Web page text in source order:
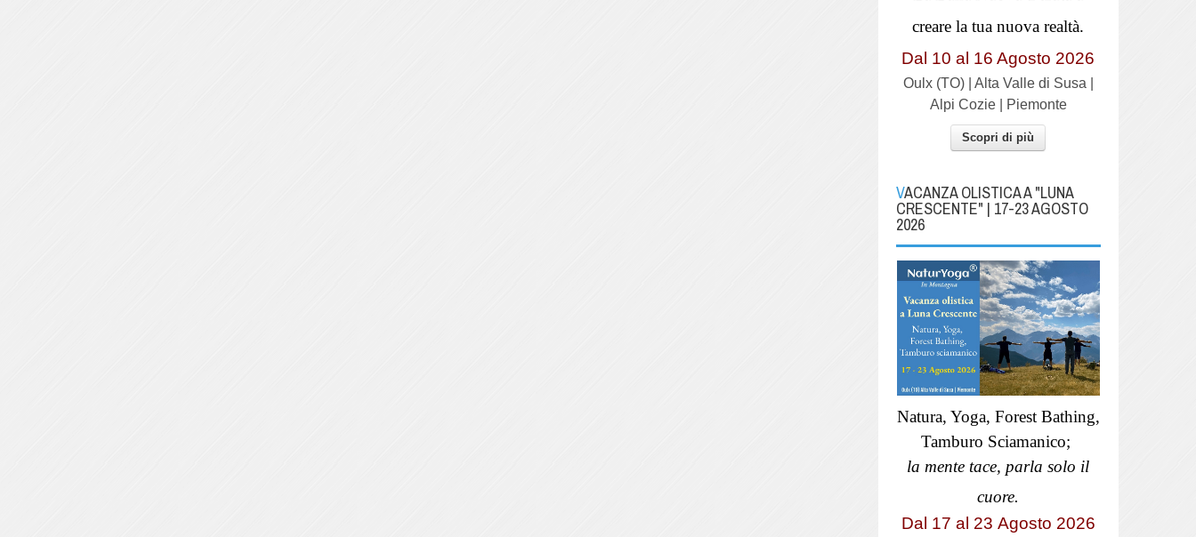
creare la tua nuova realtà.
Dal 10 al 16 Agosto 2026
Oulx (TO) | Alta Valle di Susa |
Alpi Cozie | Piemonte
Scopri di più
VACANZA OLISTICA A "LUNA
CRESCENTE" | 17-23 AGOSTO
2026
Natura, Yoga, Forest Bathing,
Tamburo Sciamanico;
la mente tace, parla solo il
cuore.
Dal 17 al 23 Agosto 2026